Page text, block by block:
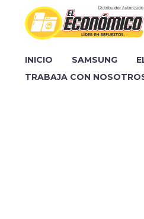
INICIO SAMSUNG
TRABAJA CON